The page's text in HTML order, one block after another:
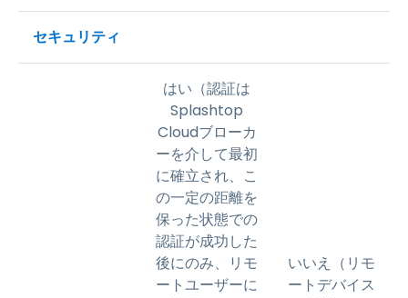
セキュリティ
はい（認証は
Splashtop
Cloudブローカ
ーを介して最初
に確立され、こ
の一定の距離を
保った状態での
認証が成功した
後にのみ、リモ
ートユーザーに
いいえ（リモ
ートデバイス